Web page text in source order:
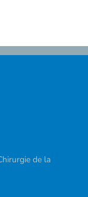
de la